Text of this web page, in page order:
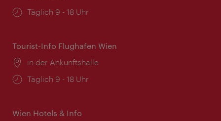
Öffnungszeiten:
Täglich 9 - 18 Uhr
Tourist-Info Flughafen Wien
Ort:
in der Ankunftshalle
Öffnungszeiten:
Täglich 9 - 18 Uhr
Wien Hotels & Info